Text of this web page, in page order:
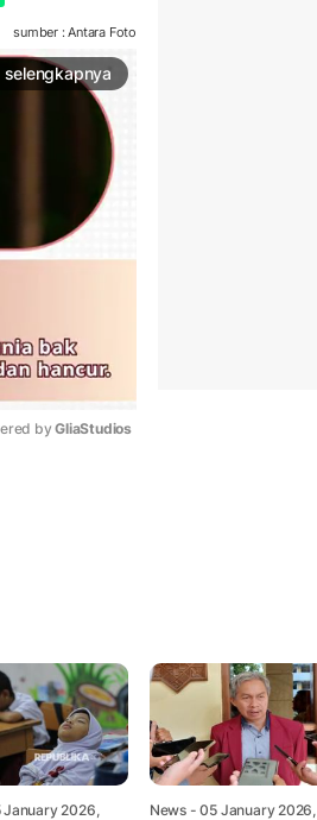
sumber : Antara Foto
selengkapnya
by GliaStudios
January 2026,
News - 05 January 2026,